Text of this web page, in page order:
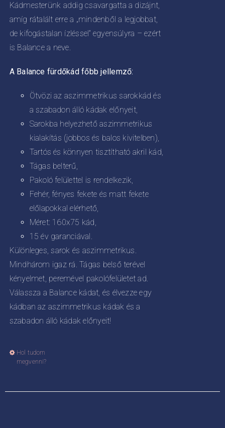
Kádmesterünk addig csavargatta a dizájnt,
amíg rátalált erre a „mindenből a legjobbat,
de kifogástalan ízléssel” egyensúlyra – ezért
is Balance a neve.
A Balance fürdőkád főbb jellemző:
Ötvözi az aszimmetrikus sarokkád és
a szabadon álló kádak előnyeit,
Sarokba helyezhető aszimmetrikus
kialakítás (jobbos és balos kivitelben),
Tartós és könnyen tisztítható akril kád,
Tágas belterű,
Pakoló felülettel is rendelkezik,
Fehér, fényes fekete és matt fekete
előlapokkal elérhető,
Méret: 160x75 kád,
15 év garanciával.
Különleges, sarok és aszimmetrikus.
Mindhárom igaz rá. Tágas belső terével
kényelmet, peremével pakolófelületet ad.
Válassza a Balance kádat, és élvezze egy
kádban az aszimmetrikus kádak és a
szabadon álló kádak előnyeit!
Hol tudom
megvenni?